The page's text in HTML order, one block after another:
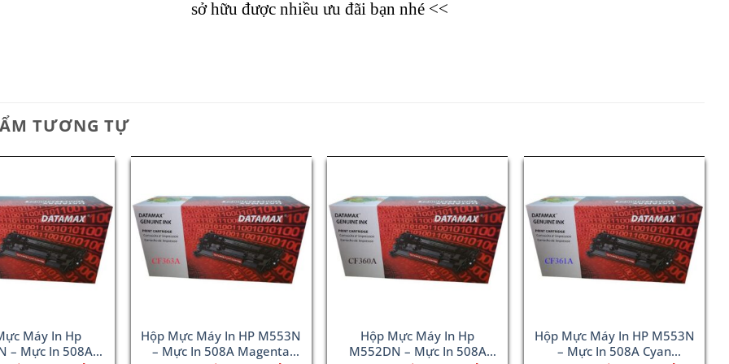
sở hữu được nhiều ưu đãi bạn nhé <<
TƯƠNG TỰ
Máy In Hp
– Mực In 508A
Hộp Mực Máy In HP M553N
– Mực In 508A Magenta
Hộp Mực Máy In Hp
M552DN – Mực In 508A
Hộp Mực Máy In HP M553N
– Mực In 508A Cyan